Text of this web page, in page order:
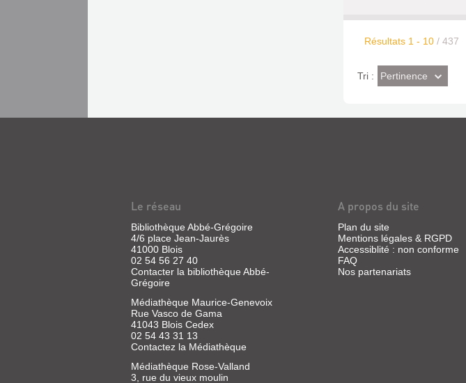
Résultats 1 - 10 / 437
Tri :(Effet
imédiat)
Pertinence
Le réseau
Bibliothèque Abbé-Grégoire
4/6 place Jean-Jaurès
41000 Blois
02 54 56 27 40
Contacter la bibliothèque Abbé-
Grégoire
Médiathèque Maurice-Genevoix
Rue Vasco de Gama
41043 Blois Cedex
02 54 43 31 13
Contactez la Médiathèque
Médiathèque Rose-Valland
3, rue du vieux moulin
A propos du site
Plan du site
Mentions légales & RGPD
Accessiblité : non conforme
FAQ
Nos partenariats